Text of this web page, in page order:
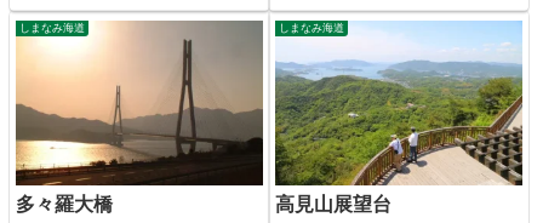
しまなみ海道
多々羅大橋
しまなみ海道
高見山展望台